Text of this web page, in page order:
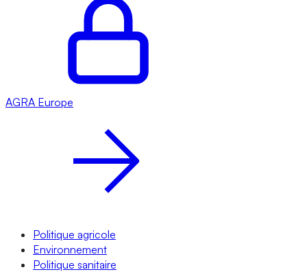
AGRA Europe
Politique agricole
Environnement
Politique sanitaire